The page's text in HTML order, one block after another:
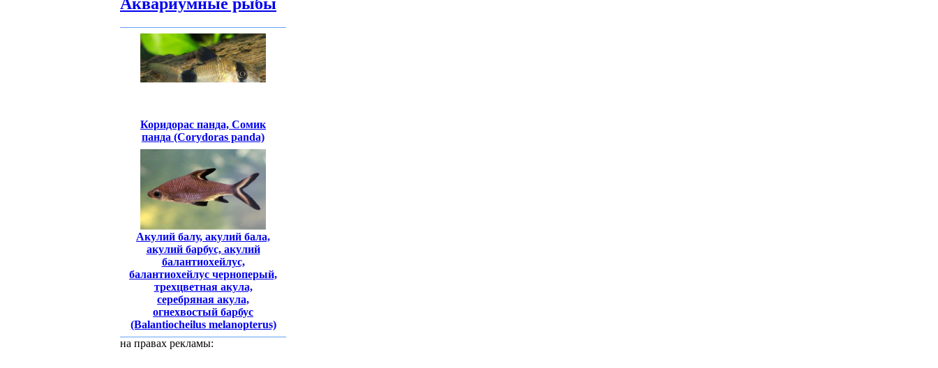
Коридорас панда, Сомик
панда (Corydoras panda)
Акулий балу, акулий бала,
акулий барбус, акулий
балантиохейлус,
балантиохейлус черноперый,
трехцветная акула,
серебряная акула,
огнехвостый барбус
(Balantiocheilus melanopterus)
на правах рекламы: